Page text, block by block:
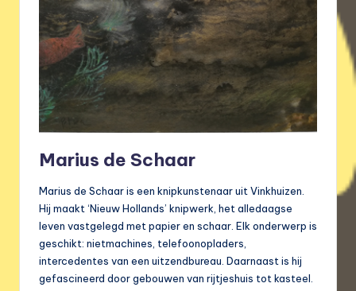
Marius de Schaar
Marius de Schaar is een knipkunstenaar uit Vinkhuizen.
Hij maakt ‘Nieuw Hollands’ knipwerk, het alledaagse
leven vastgelegd met papier en schaar. Elk onderwerp is
geschikt: nietmachines, telefoonopladers,
intercedentes van een uitzendbureau. Daarnaast is hij
gefascineerd door gebouwen van rijtjeshuis tot kasteel.